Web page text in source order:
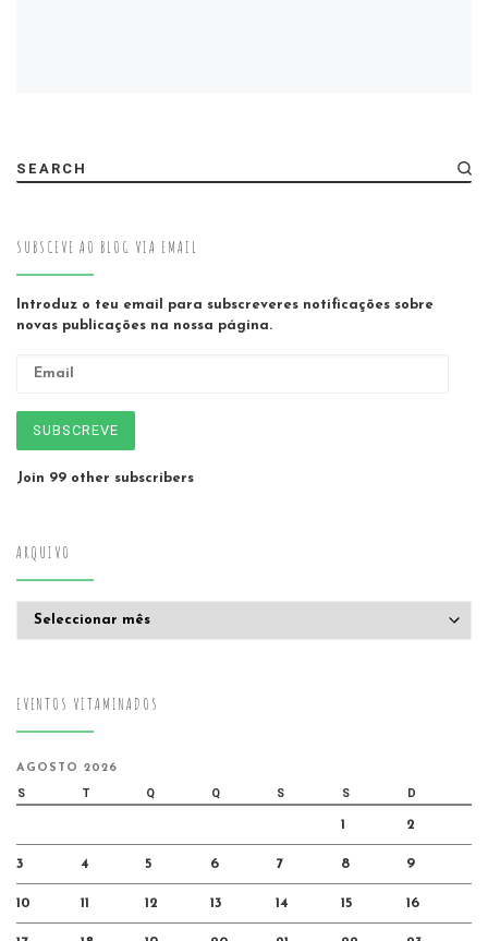
SEARCH
SUBSCEVE AO BLOG VIA EMAIL
Introduz o teu email para subscreveres notificações sobre
novas publicações na nossa página.
SUBSCREVE
Join 99 other subscribers
ARQUIVO
EVENTOS VITAMINADOS
AGOSTO 2026
S T Q Q S S D
1 2
3 4 5 6 7 8 9
10 11 12 13 14 15 16